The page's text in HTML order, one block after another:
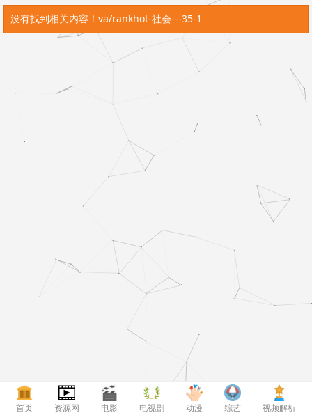
没有找到相关内容！va/rankhot-社会---35-1
首页 资源网 电影 电视剧 动漫 综艺 视频解析